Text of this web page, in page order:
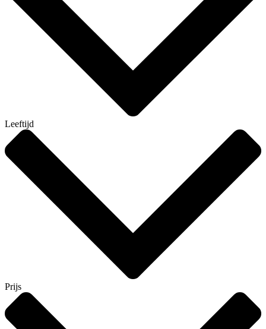
Leeftijd
Prijs